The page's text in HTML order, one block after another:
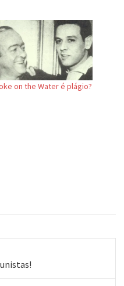
on the Water é plágio?